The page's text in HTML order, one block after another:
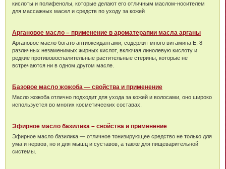
кислоты и полифенолы, которые делают его отличным маслом-носителем
для массажных масел и средств по уходу за кожей
Аргановое масло – применение в ароматерапии масла арганы
Аргановое масло богато антиоксидантами, содержит много витамина Е, 8
различных незаменимых жирных кислот, включая линолевую кислоту и
редкие противовоспалительные растительные стерины, которые не
встречаются ни в одном другом масле.
Базовое масло жожоба — свойства и применение
Масло жожоба отлично подходит для ухода за кожей и волосами, оно широко
используется во многих косметических составах.
Эфирное масло базилика – свойства и применение
Эфирное масло базилика — отличное тонизирующее средство не только для
ума и нервов, но и для мышц и суставов, а также для пищеварительной
системы.